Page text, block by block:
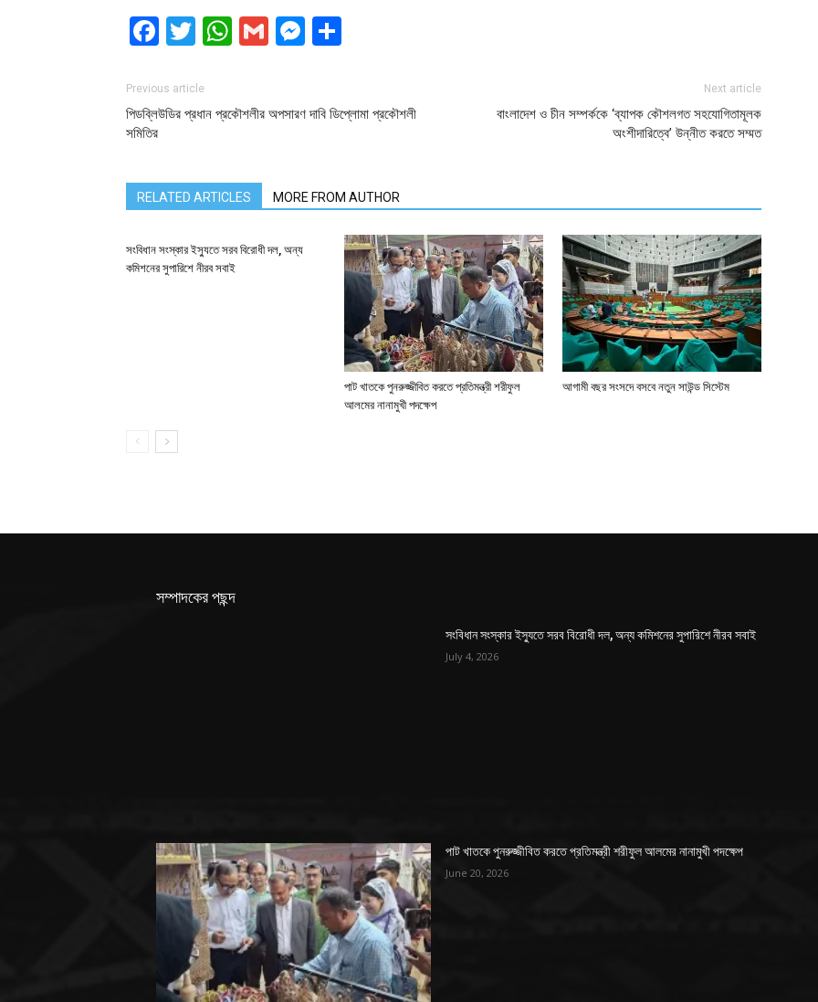
Facebook
Twitter
WhatsApp
GmailMessenger
Previous article
পিডব্লিউডির প্রধান প্রকৌশলীর অপসারণ দাবি ডিপ্লোমা প্রকৌশলী
সমিতির
Next article
বাংলাদেশ ও চীন সম্পর্ককে ‘ব্যাপক কৌশলগত সহযোগিতামূলক
অংশীদারিত্বে’ উন্নীত করতে সম্মত
RELATED ARTICLES MORE FROM AUTHOR
সংবিধান সংস্কার ইস্যুতে সরব বিরোধী দল, অন্য
কমিশনের সুপারিশে নীরব সবাই
পাট খাতকে পুনরুজ্জীবিত করতে প্রতিমন্ত্রী শরীফুল
আলমের নানামুখী পদক্ষেপ
আগামী বছর সংসদে বসবে নতুন সাউন্ড সিস্টেম
সম্পাদকের পছন্দ
সংবিধান সংস্কার ইস্যুতে সরব বিরোধী দল, অন্য কমিশনের সুপারিশে নীরব সবাই
July 4, 2026
পাট খাতকে পুনরুজ্জীবিত করতে প্রতিমন্ত্রী শরীফুল আলমের নানামুখী পদক্ষেপ
June 20, 2026